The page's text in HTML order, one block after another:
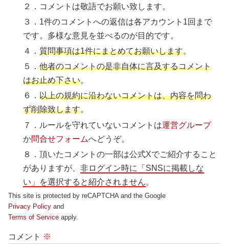
２．コメントは敬語でお願い致します。
３．1件のコメントへの返信は各アカウント1回まで
です。多様な意見を並べるのが目的です。
４．質問事項は1件にまとめてお願いします。
５．他者のコメントの是非自体に言及するコメント
はお止め下さい。
６．以上の規約に沿わないコメントは、内容を問わ
ず削除致します。
７．ルールを守れていないコメントは運営グループ
か問合せフォームへどうぞ。
８．頂いたコメントの一部は公式Xでご紹介すること
がありますが、非ログイン時に「SNSに掲載しな
い」を選択すると紹介されません。
This site is protected by reCAPTCHA and the Google
Privacy Policy and
Terms of Service apply.
コメント ※